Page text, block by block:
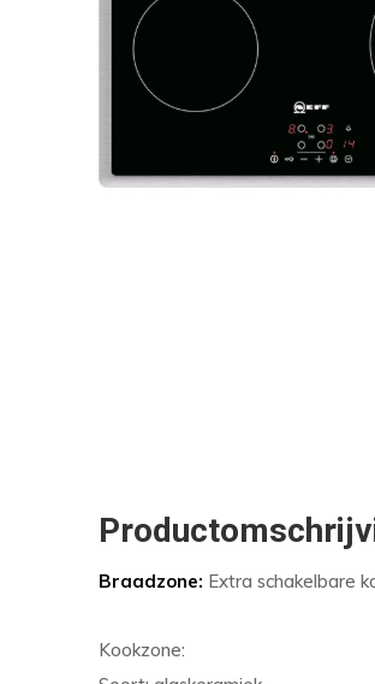
Braadzone: Extra schakelbare
Kookzone: